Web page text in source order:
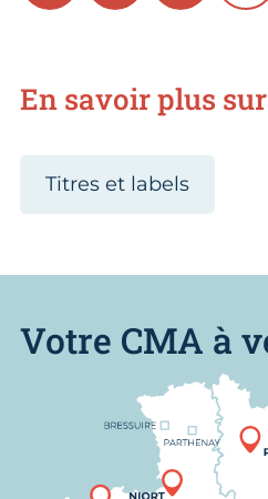
En savoir plus
Titres et labels
Votre CMA à